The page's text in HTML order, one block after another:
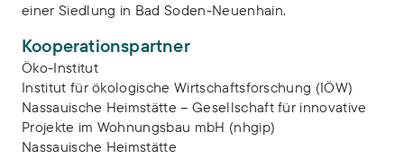
einer Siedlung in Bad Soden-Neuenhain.
Kooperationspartner
Öko-Institut
Institut für ökologische Wirtschaftsforschung (IÖW)
Nassauische Heimstätte – Gesellschaft für innovative
Projekte im Wohnungsbau mbH (nhgip)
Nassauische Heimstätte